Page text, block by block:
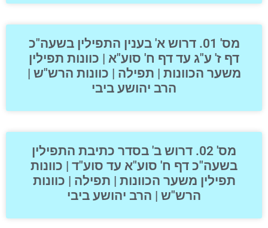
מס' 01. דרוש א' בענין התפילין בשעה"כ
דף ז' ע"ג עד דף ח' סוע"א | כוונות תפילין
משער הכוונות | תפילה | כוונות הרש"ש |
הרב יהושע ביבי
מס' 02. דרוש ב' בסדר כתיבת התפילין
בשעה"כ דף ח' סוע"א עד סוע"ד | כוונות
תפילין משער הכוונות | תפילה | כוונות
הרש"ש | הרב יהושע ביבי